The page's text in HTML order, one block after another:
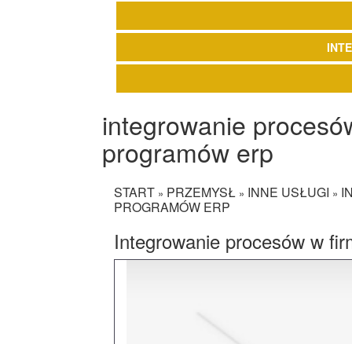
integrowanie
programów erp
START » PRZEMYSŁ » INNE USŁUGI »
PROGRAMÓW ERP
Integrowanie procesów w